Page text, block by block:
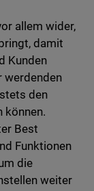
allem wider,
damit
Kunden
werdenden
den
können.
Best
Funktionen
die
weiter